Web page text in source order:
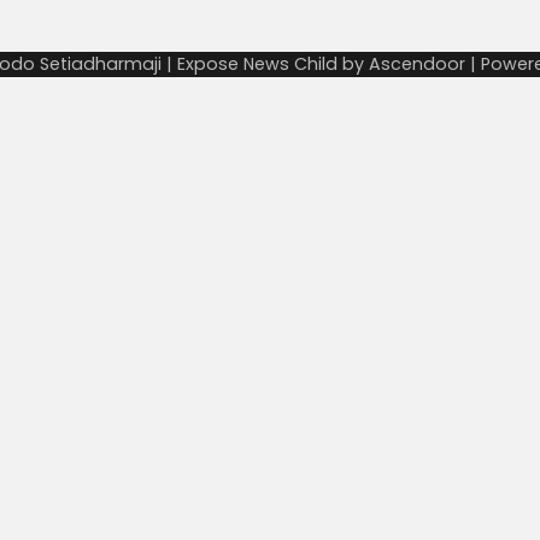
Setiadharmaji | Expose News Child by Ascendoor |